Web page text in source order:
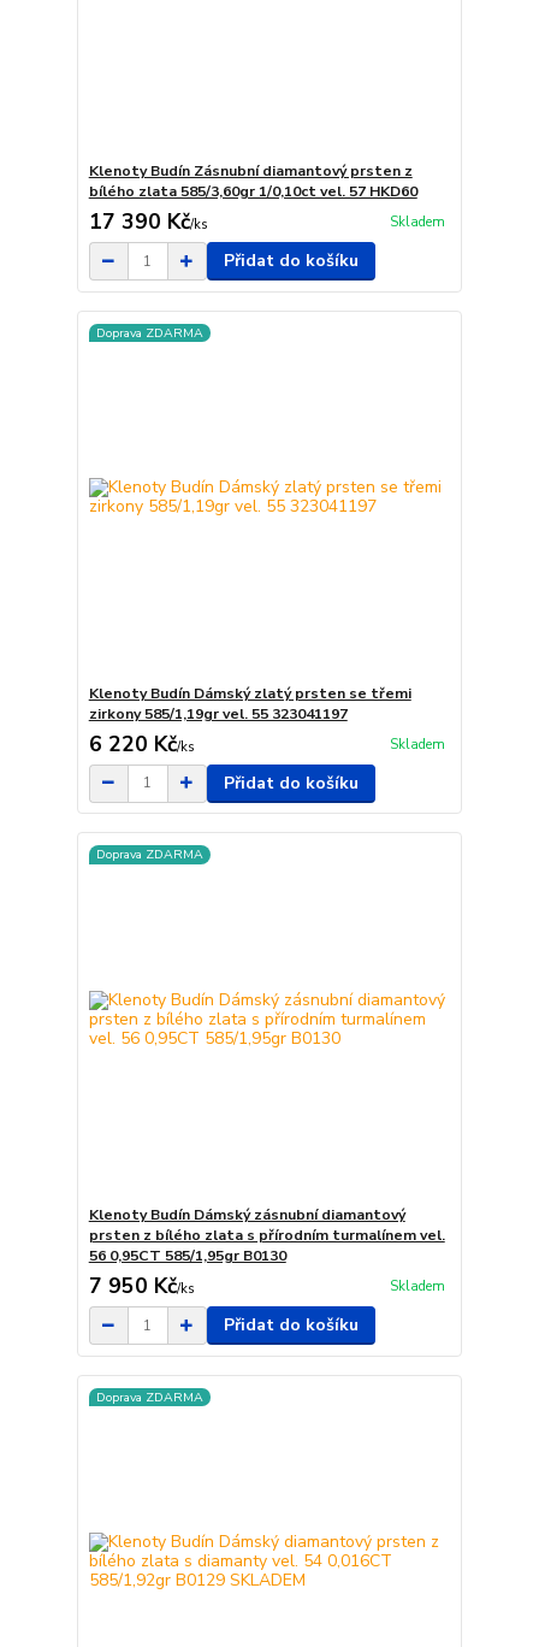
Klenoty Budín Zásnubní diamantový prsten z
bílého zlata 585/3,60gr 1/0,10ct vel. 57 HKD60
17 390 Kč/ks Skladem
Přidat do košíku
Doprava ZDARMA
Klenoty Budín Dámský zlatý prsten se třemi
zirkony 585/1,19gr vel. 55 323041197
6 220 Kč/ks Skladem
Přidat do košíku
Doprava ZDARMA
Klenoty Budín Dámský zásnubní diamantový
prsten z bílého zlata s přírodním turmalínem vel.
56 0,95CT 585/1,95gr B0130
7 950 Kč/ks Skladem
Přidat do košíku
Doprava ZDARMA